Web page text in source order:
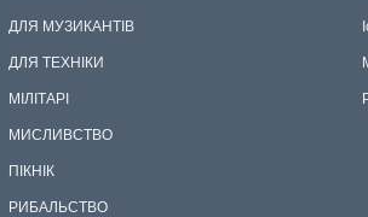
ДЛЯ МУЗИКАНТІВ
ДЛЯ ТЕХНІКИ
МІЛІТАРІ
МИСЛИВСТВО
ПІКНІК
РИБАЛЬСТВО